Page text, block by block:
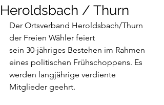
Heroldsbach / Thurn
Der Ortsverband Heroldsbach/Thurn
der Freien Wähler feiert
sein 30-jähriges Bestehen im Rahmen
eines politischen Frühschoppens. Es
werden langjährige verdiente
Mitglieder geehrt.